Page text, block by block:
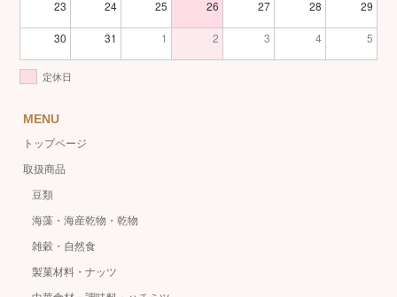
23 24 25 26 27 28 29
30 31 1 2 3 4 5
定休日
MENU
トップページ
取扱商品
豆類
海藻・海産乾物・乾物
雑穀・自然食
製菓材料・ナッツ